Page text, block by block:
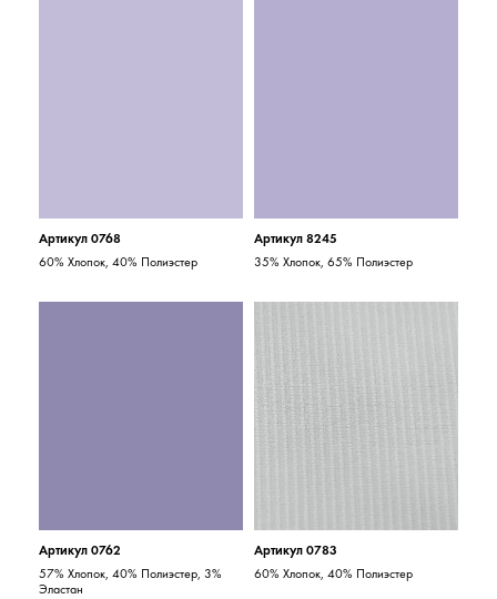
Артикул 0768
60% Хлопок, 40% Полиэстер
Артикул 8245
35% Хлопок, 65% Полиэстер
Артикул 0762
57% Хлопок, 40% Полиэстер, 3%
Эластан
Артикул 0783
60% Хлопок, 40% Полиэстер